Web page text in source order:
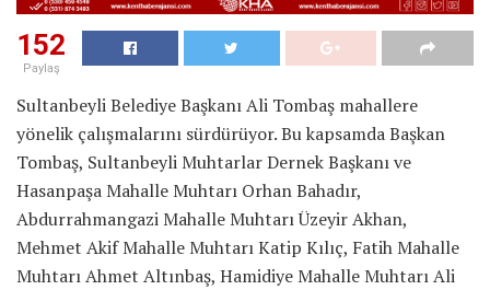
152
Paylaş
Sultanbeyli Belediye Başkanı Ali Tombaş mahallere
yönelik çalışmalarını sürdürüyor. Bu kapsamda Başkan
Tombaş, Sultanbeyli Muhtarlar Dernek Başkanı ve
Hasanpaşa Mahalle Muhtarı Orhan Bahadır,
Abdurrahmangazi Mahalle Muhtarı Üzeyir Akhan,
Mehmet Akif Mahalle Muhtarı Katip Kılıç, Fatih Mahalle
Muhtarı Ahmet Altınbaş, Hamidiye Mahalle Muhtarı Ali